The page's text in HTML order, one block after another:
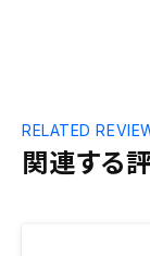
関連する
RELATED